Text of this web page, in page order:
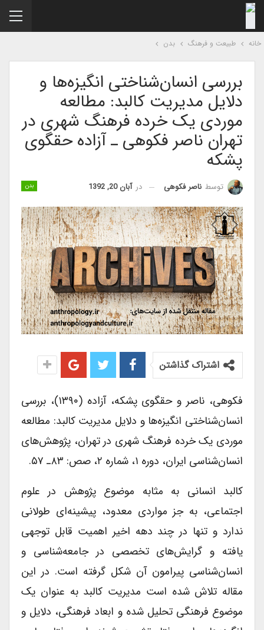
طبیعت و فرهنگ بدن
بررسی انسان‌شناختی انگیزه‌ها و
دلایل مدیریت کالبد: مطالعه
موردی یک خرده فرهنگ شهری در
تهران ناصر فکوهی ـ آزاده حقگوی
پشکه
بدن توسطناصر فکوهی درآبان 20, 1392
اشتراک گذاشتن
فکوهی، ناصر و حقگوی پشکه، آزاده (۱۳۹۰)، بررسی
انسان‌شناختی انگیزه‌ها و دلایل مدیریت کالبد: مطالعه
موردی یک خرده فرهنگ شهری در تهران، پژوهش‌های
انسان‌شناسی ایران، دوره ۱، شماره ۲، صص: ۸۳ـ ۵۷.
کالبد انسانی به مثابه موضوع پژوهش در علوم
اجتماعی، به جز مواردی معدود، پیشینه‌ای طولانی
ندارد و تنها در چند دهه اخیر اهمیت قابل توجهی
یافته و گرایش‌های تخصصی در جامعه‌شناسی و
انسان‌شناسی پیرامون آن شکل گرفته‌ است. در این
مقاله تلاش شده است مدیریت کالبد به عنوان یک
موضوع فرهنگی تحلیل شده و ابعاد فرهنگی، دلایل و